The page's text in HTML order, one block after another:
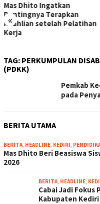
«
Mas Dhito Ingatkan
Pentingnya Terapkan
Keahlian setelah Pelatihan
Kerja
TAG: PERKUMPULAN
(PDKK)
Pemkab
pada
BERITA UTAMA
BERITA, HEADLINE, KEDIRI,
Mas Dhito Beri Beasiswa
2026
BERITA, HEADLINE,
Cabai Jadi Fokus
Kabupaten Kediri